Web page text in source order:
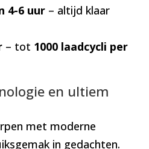
4-6 uur – altijd klaar
– tot 1000 laadcycli per
en ultiem
met moderne
in gedachten.